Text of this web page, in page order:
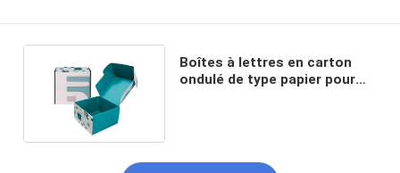
Boîtes à lettres en carton
ondulé de type papier pour